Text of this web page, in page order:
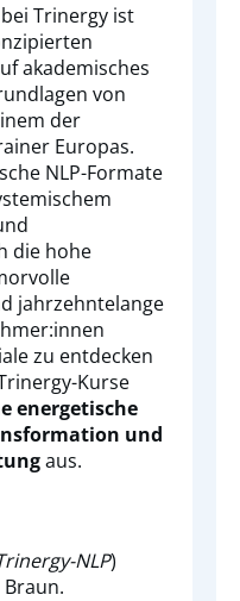
bei Trinergy ist
akademisches
von
der
Europas.
NLP-Formate
die hohe
jahrzehntelange
zu entdecken
Kurse
energetische
und
aus.
NLP)